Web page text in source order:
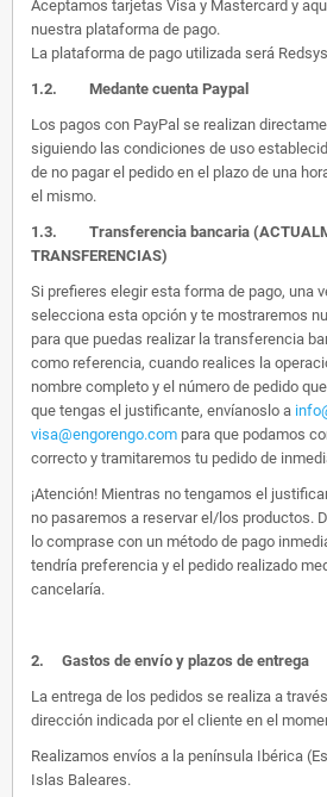
Aceptamos tarjetas Visa y Mastercard y
nuestra plataforma de pago.
La plataforma de pago utilizada será
1.2. Medante cuenta Paypal
Los pagos con PayPal se realizan
siguiendo las condiciones de uso
de no pagar el pedido en el plazo de una
el mismo.
1.3. Transferencia bancaria
TRANSFERENCIAS)
Si prefieres elegir esta forma de pago, una
selecciona esta opción y te mostraremos
para que puedas realizar la transferencia
como referencia, cuando realices la
nombre completo y el número de pedido
que tengas el justificante, envíanoslo a
visa@engorengo.com para que podamos
correcto y tramitaremos tu pedido de
¡Atención! Mientras no tengamos el
no pasaremos a reservar el/los productos.
lo comprase con un método de pago
tendría preferencia y el pedido realizado
cancelaría.
2. Gastos de envío y plazos de entrega
La entrega de los pedidos se realiza a
dirección indicada por el cliente en el
Realizamos envíos a la península Ibérica
Islas Baleares.